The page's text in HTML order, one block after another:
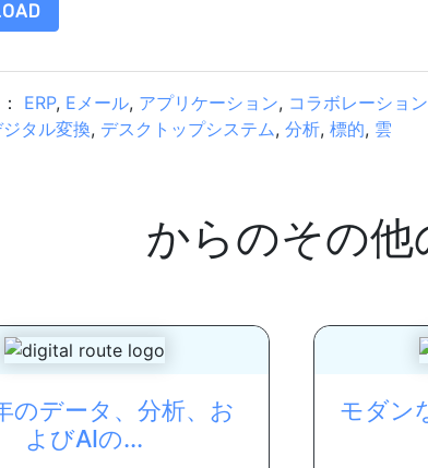
ERP, Eメール, アプリケーション, コラボレーション
ジタル変換, デスクトップシステム, 分析, 標的, 雲
からのその他
のデータ、分析、お
よびAIの...
モダン